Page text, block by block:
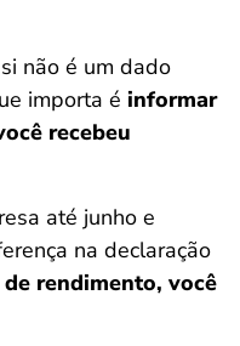
não é um dado
importa é informar
recebeu
até junho e
na declaração
rendimento, você